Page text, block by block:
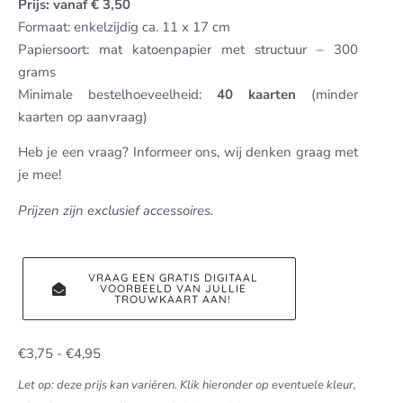
Prijs: vanaf € 3,50
Formaat: enkelzijdig ca. 11 x 17 cm
Papiersoort: mat katoenpapier met structuur – 300
grams
Minimale bestelhoeveelheid: 40 kaarten (minder
kaarten op aanvraag)
Heb je een vraag? Informeer ons, wij denken graag met
je mee!
Prijzen zijn exclusief accessoires.
VRAAG EEN GRATIS DIGITAAL
VOORBEELD VAN JULLIE
TROUWKAART AAN!
€3,75 - €4,95
Let op: deze prijs kan variëren. Klik hieronder op eventuele kleur,